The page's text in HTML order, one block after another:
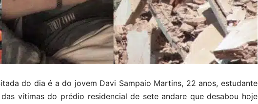
do dia é a do jovem Davi Sampaio Martins, 22 anos, estudante
vítimas do prédio residencial de sete andare que desabou hoje